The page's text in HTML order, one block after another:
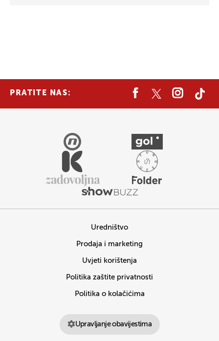
PRATITE NAS:
Uredništvo
Prodaja i marketing
Uvjeti korištenja
Politika zaštite privatnosti
Politika o kolačićima
Upravljanje obavijestima